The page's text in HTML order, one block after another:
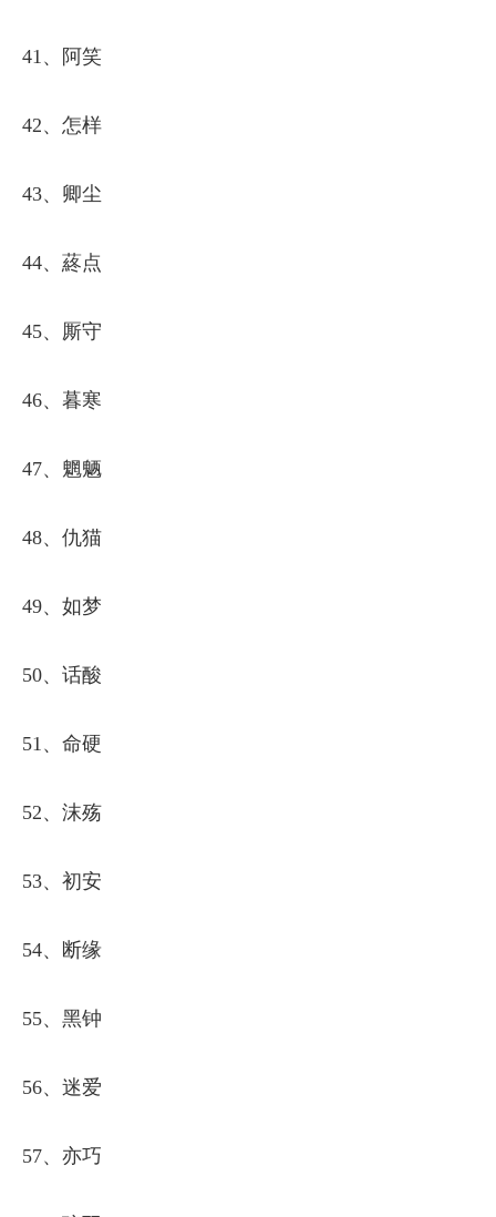
41、阿笑
42、怎样
43、卿尘
44、蔠点
45、厮守
46、暮寒
47、魍魉
48、仇猫
49、如梦
50、话酸
51、命硬
52、沫殇
53、初安
54、断缘
55、黑钟
56、迷爱
57、亦巧